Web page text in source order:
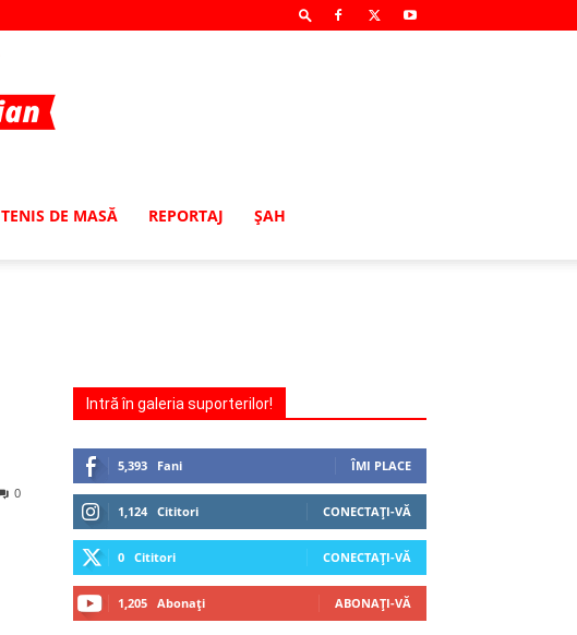
TENIS DE MASĂ REPORTAJ ŞAH
0
Intră în galeria suporterilor!
5,393 Fani ÎMI PLACE
1,124 Cititori CONECTAȚI-VĂ
0 Cititori CONECTAȚI-VĂ
1,205 Abonați ABONAȚI-VĂ